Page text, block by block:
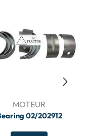
MOTEUR
02/202912